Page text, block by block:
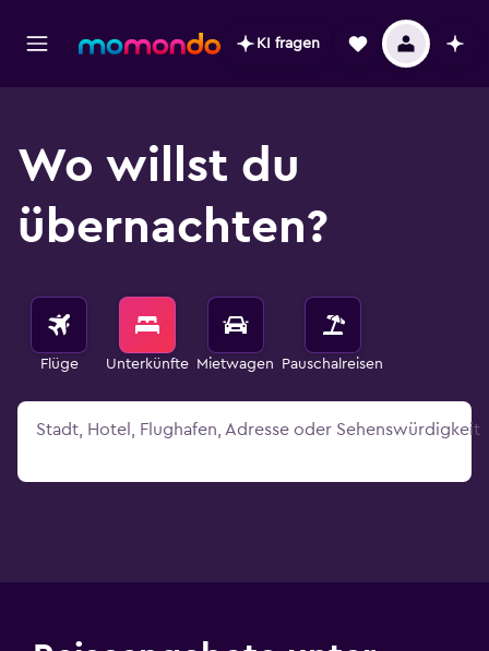
KI fragen
Wo willst du
übernachten?
Flüge Unterkünfte Mietwagen Pauschalreisen
Stadt, Hotel, Flughafen, Adresse oder Sehenswürdigkeit